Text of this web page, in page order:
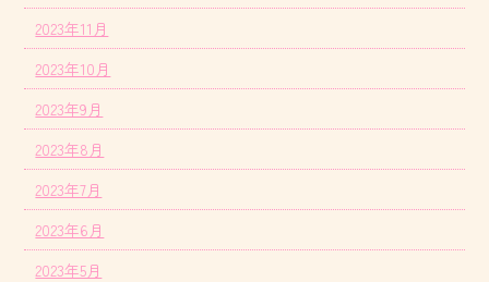
2023年11月
2023年10月
2023年9月
2023年8月
2023年7月
2023年6月
2023年5月